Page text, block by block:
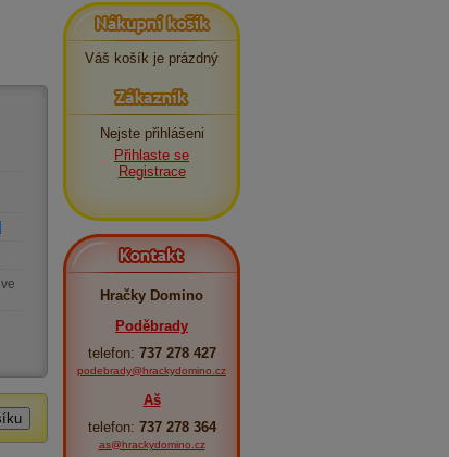
ve
Nákupní košík
Váš košík je prázdný
Zákazník
Nejste přihlášeni
Přihlaste se
Registrace
Kontakt
Hračky Domino
Poděbrady
telefon: 737 278 427
podebrady@hrackydomino.cz
Aš
telefon: 737 278 364
as@hrackydomino.cz